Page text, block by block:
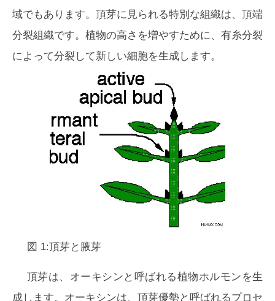
域でもあります。頂芽に見られる特別な組織は、頂端
分裂組織です。植物の高さを増やすために、有糸分裂
によって分裂して新しい細胞を生成します。
図 1:頂芽と腋芽
頂芽は、オーキシンと呼ばれる植物ホルモンを生
成します。オーキシンは、 頂芽優勢と呼ばれるプロセ